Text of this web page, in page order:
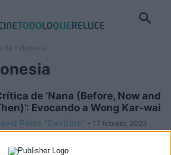
de Indonesia
de ‘Nana (Before, Now and
Evocando a Wong Kar-wai
Pérez "Davicine" - 17 febrero, 2023